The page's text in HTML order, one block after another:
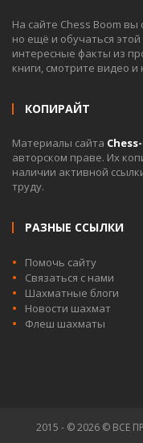
На сайте Chess Boom
но ещё и обучаться
интересные факты из
книги, смотрите видео
КОПИРАЙТ
Материалы сайта
авторском праве. Их
наличии активной
труду.
РАЗНЫЕ ССЫЛКИ
Помочь сайту
Связаться с нами
Шахматные блоги
Новости шахмат
Флеш шахматы
2015 - © 2026 © ВСЕ